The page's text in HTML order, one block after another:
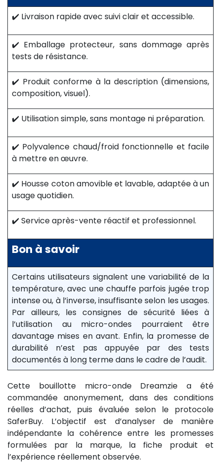
✔️ Livraison rapide avec suivi clair et accessible.
✔️ Emballage protecteur, sans dommage après
tests de résistance.
✔️ Produit conforme à la description (dimensions,
composition, visuel).
✔️ Utilisation simple, sans montage ni préparation.
✔️ Polyvalence chaud/froid fonctionnelle et facile
à mettre en œuvre.
✔️ Housse coton amovible et lavable, adaptée à un
usage quotidien.
✔️ Service après-vente réactif et professionnel.
Bon à savoir
Certains utilisateurs signalent une variabilité de la
température, avec une chauffe parfois jugée trop
intense ou, à l’inverse, insuffisante selon les usages.
Par ailleurs, les consignes de sécurité liées à
l’utilisation au micro-ondes pourraient être
davantage mises en avant. Enfin, la promesse de
durabilité n’est pas appuyée par des tests
documentés à long terme dans le cadre de l’audit.
Cette bouillotte micro-onde Dreamzie a été
commandée anonymement, dans des conditions
réelles d’achat, puis évaluée selon le protocole
SaferBuy. L’objectif est d’analyser de manière
indépendante la cohérence entre les promesses
formulées par la marque, la fiche produit et
l’expérience réellement observée.